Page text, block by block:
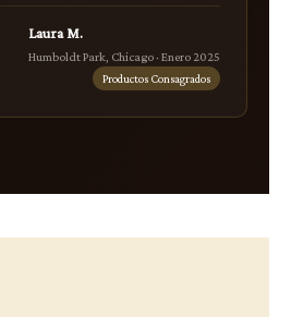
Laura M.
Humboldt Park, Chicago · Enero 2025
Productos Consagrados